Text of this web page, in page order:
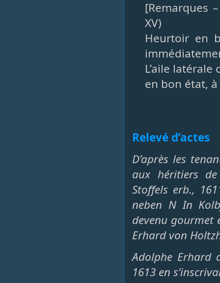
[Remarques
XV)
Heurtoir en
L’aile
en bon état,
Relevé d’actes
D’après les
aux héritiers de
Stoffels erb.,
neben N In
devenu gourmet
Erhard von
Adolphe Erhard
1613 en